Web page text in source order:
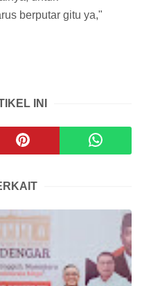
berputar gitu ya,"
INI